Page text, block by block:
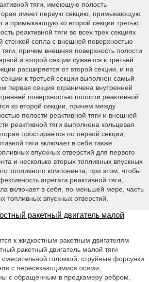
тяги, имеющую полость
имеет первую секцию, примыкающую
и примыкающую ко второй секции третью
реактивной тяги во всех трех секциях
стенкой сопла с внешней поверхностью
тяги, причем внешняя поверхность полости
и второй секции сужается к третьей
расширяется от второй секции, и на
к третьей секции выполнен самый
первая секция ограничена внутренней
поверхностью полости реактивной
ко второй секции, причем между
полости реактивной тяги и внешней
реактивной тяги выполнена кольцевая
простирается по первой секции,
тяги включает в себя также
впускных отверстий для первого
и несколько вторых топливных впускных
топливного компонента, при этом, чтобы
агрегата реактивной тяги,
включает в себя, по меньшей мере, часть
топливных впускных отверстий.
ракетный двигатель малой
к жидкостным ракетным двигателям
ракетный двигатель малой тяги
головкой, струйные форсунки
с пересекающимися осями,
с обращенным в предкамеру ребром,